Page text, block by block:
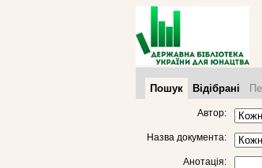
Пошук Відібрані
Автор:
Назва документа:
Анотація: